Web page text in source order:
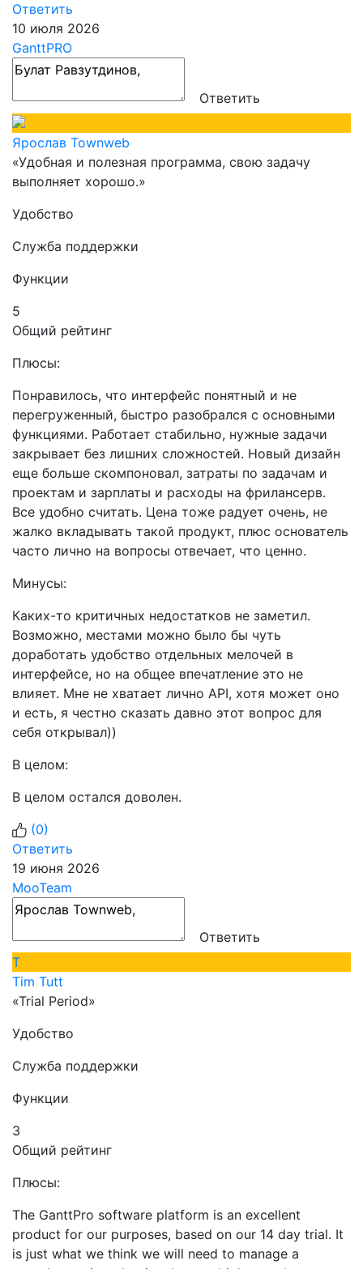
Ответить
10 июля 2026
GanttPRO
Ответить
Ярослав Townweb
«Удобная и полезная программа, свою задачу
выполняет хорошо.»
Удобство
Служба поддержки
Функции
5
Общий рейтинг
Плюсы:
Понравилось, что интерфейс понятный и не
перегруженный, быстро разобрался с основными
функциями. Работает стабильно, нужные задачи
закрывает без лишних сложностей. Новый дизайн
еще больше скомпоновал, затраты по задачам и
проектам и зарплаты и расходы на фрилансерв.
Все удобно считать. Цена тоже радует очень, не
жалко вкладывать такой продукт, плюс основатель
часто лично на вопросы отвечает, что ценно.
Минусы:
Каких-то критичных недостатков не заметил.
Возможно, местами можно было бы чуть
доработать удобство отдельных мелочей в
интерфейсе, но на общее впечатление это не
влияет. Мне не хватает лично API, хотя может оно
и есть, я честно сказать давно этот вопрос для
себя открывал))
В целом:
В целом остался доволен.
(0)
Ответить
19 июня 2026
MooTeam
Ответить
T
Tim Tutt
«Trial Period»
Удобство
Служба поддержки
Функции
3
Общий рейтинг
Плюсы:
The GanttPro software platform is an excellent
product for our purposes, based on our 14 day trial. It
is just what we think we will need to manage a